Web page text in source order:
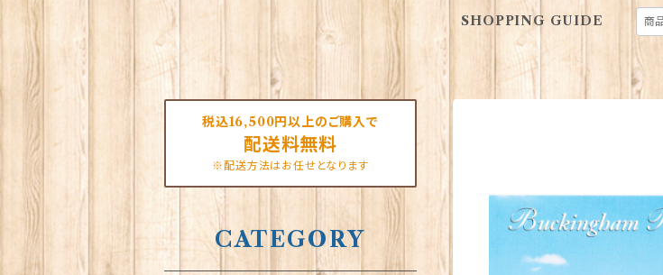
SHOPPING GUIDE
税込16,500円以上のご購入で
配送料無料
※配送方法はお任せとなります
CATEGORY